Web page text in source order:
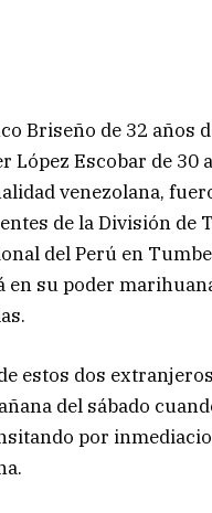
Briseño de 32 años
López Escobar de 30
venezolana,
de la División de
del Perú en
en su poder
estos dos
del sábado
por